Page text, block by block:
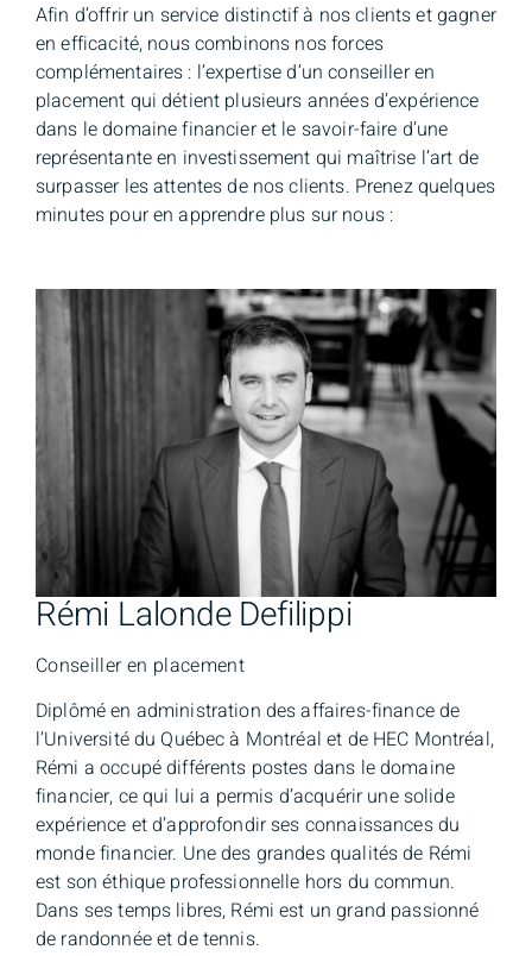
Afin d’offrir un service distinctif à nos clients et gagner
en efficacité, nous combinons nos forces
complémentaires : l’expertise d’un conseiller en
placement qui détient plusieurs années d’expérience
dans le domaine financier et le savoir-faire d’une
représentante en investissement qui maîtrise l’art de
surpasser les attentes de nos clients. Prenez quelques
minutes pour en apprendre plus sur nous :
Rémi Lalonde Defilippi
Conseiller en placement
Diplômé en administration des affaires-finance de
l’Université du Québec à Montréal et de HEC Montréal,
Rémi a occupé différents postes dans le domaine
financier, ce qui lui a permis d’acquérir une solide
expérience et d’approfondir ses connaissances du
monde financier. Une des grandes qualités de Rémi
est son éthique professionnelle hors du commun.
Dans ses temps libres, Rémi est un grand passionné
de randonnée et de tennis.